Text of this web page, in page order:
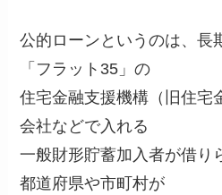
公的ローンというのは、長
「フラット35」の
住宅金融支援機構（旧住宅
会社などで入れる
一般財形貯蓄加入者が借り
都道府県や市町村が